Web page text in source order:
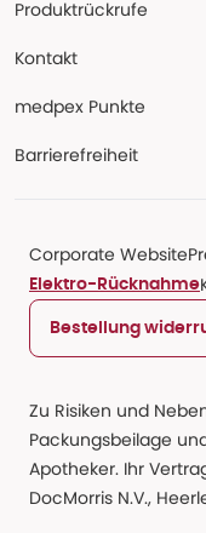
Produktrückrufe
Kontakt
medpex Punkte
Barrierefreiheit
Corporate Website
Elektro-Rücknahme
Bestellung
Zu Risiken und
Packungsbeilage
Apotheker. Ihr
DocMorris N.V.,